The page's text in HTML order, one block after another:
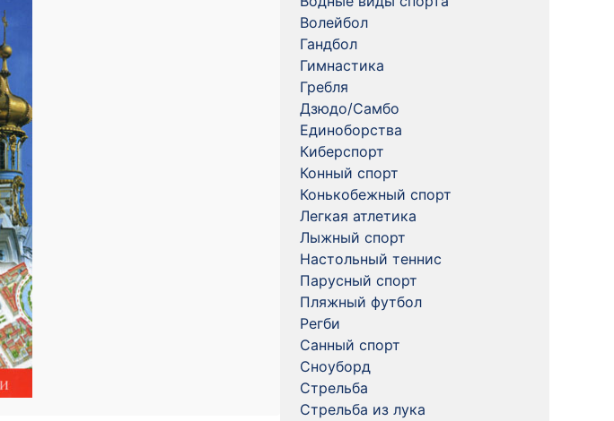
Волейбол
Гандбол
Гимнастика
Гребля
Дзюдо/Самбо
Единоборства
Киберспорт
Конный спорт
Конькобежный спорт
Легкая атлетика
Лыжный спорт
Настольный теннис
Парусный спорт
Пляжный футбол
Регби
Санный спорт
Сноуборд
Стрельба
Стрельба из лука